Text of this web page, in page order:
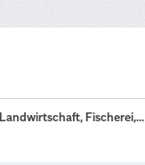
Landwirtschaft, Fischerei,...